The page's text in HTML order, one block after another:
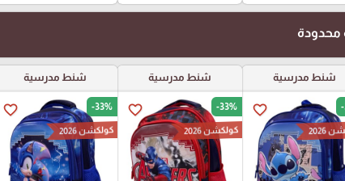
شنط مدرسية
favorite_border
2026
شنط مدرسية
favorite_border -33%
كولكشن 2026
شنط مدرسية
favorite_border -33%
كولكشن 2026